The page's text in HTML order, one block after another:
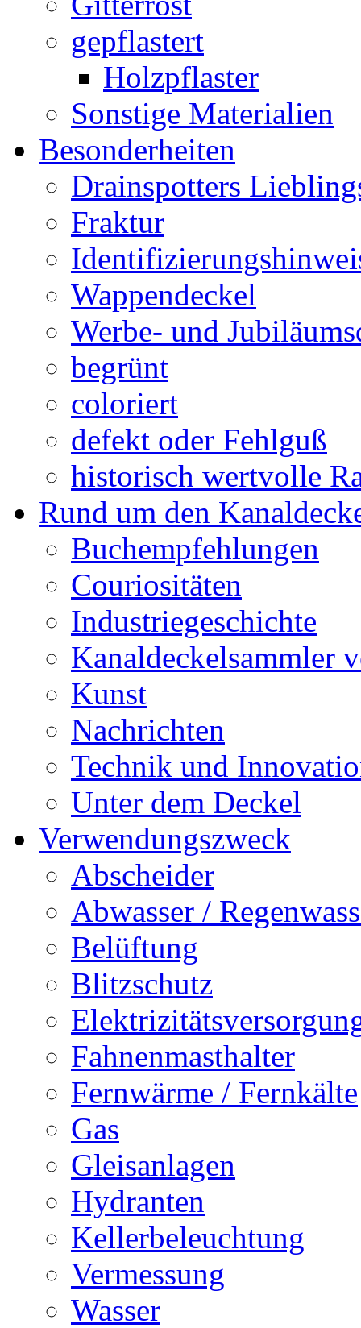
gepflastert
Holzpflaster
Sonstige Materialien
Besonderheiten
Drainspotters
Fraktur
Wappendeckel
Werbe- und
begrünt
coloriert
defekt oder Fehlguß
historisch wertvolle
Rund um den
Buchempfehlungen
Couriositäten
Industriegeschichte
Kanaldeckelsammler
Kunst
Nachrichten
Technik und
Unter dem Deckel
Verwendungszweck
Abscheider
Abwasser /
Belüftung
Blitzschutz
Fahnenmasthalter
Fernwärme / Fernkälte
Gas
Gleisanlagen
Hydranten
Kellerbeleuchtung
Vermessung
Wasser